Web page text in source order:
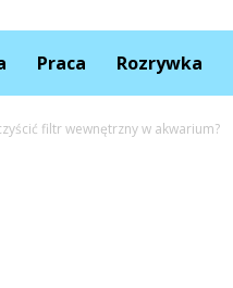
Praca Rozrywka
filtr wewnętrzny w akwarium?